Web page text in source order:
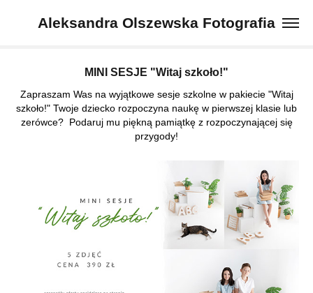
Aleksandra Olszewska Fotografia
MINI SESJE "Witaj szkoło!"
Zapraszam Was na wyjątkowe sesje szkolne w pakiecie "Witaj
szkoło!" Twoje dziecko rozpoczyna naukę w pierwszej klasie lub
zerówce? Podaruj mu piękną pamiątkę z rozpoczynającej się
przygody!